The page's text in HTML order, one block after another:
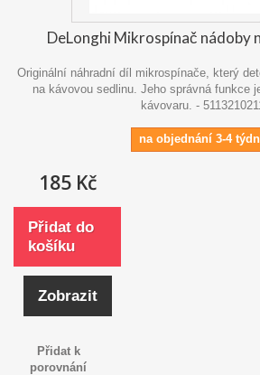
DeLonghi Mikrospínač nádoby
Originální náhradní díl mikrospínače, který
na kávovou sedlinu. Jeho správná funkce
kávovaru. -
na objednání 3-4
185 Kč
Přidat do
košíku
Zobrazit
Přidat k
porovnání